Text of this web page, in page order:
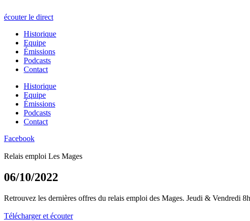
écouter le direct
Historique
Equipe
Émissions
Podcasts
Contact
Historique
Equipe
Émissions
Podcasts
Contact
Facebook
Relais emploi Les Mages
06/10/2022
Retrouvez les dernières offres du relais emploi des Mages. Jeudi & Vendredi
Télécharger et écouter